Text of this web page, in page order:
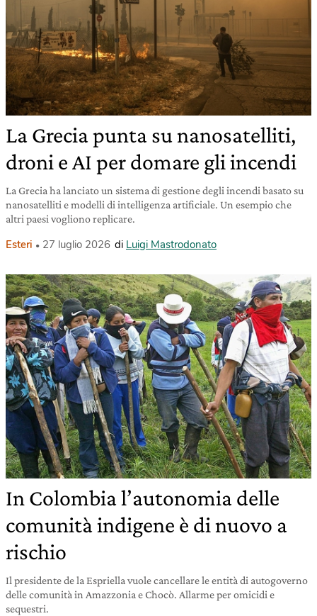
La Grecia punta su nanosatelliti,
droni e AI per domare gli incendi
La Grecia ha lanciato un sistema di gestione degli incendi basato su
nanosatelliti e modelli di intelligenza artificiale. Un esempio che
altri paesi vogliono replicare.
Esteri 27 luglio 2026 di Luigi Mastrodonato
In Colombia l’autonomia delle
comunità indigene è di nuovo a
rischio
Il presidente de la Espriella vuole cancellare le entità di autogoverno
delle comunità in Amazzonia e Chocò. Allarme per omicidi e
sequestri.